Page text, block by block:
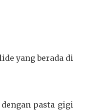
yang berada di
pasta gigi